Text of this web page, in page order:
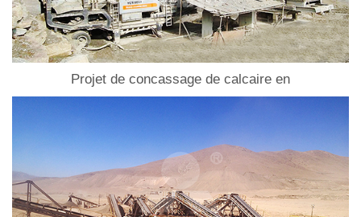
Projet de concassage de calcaire en